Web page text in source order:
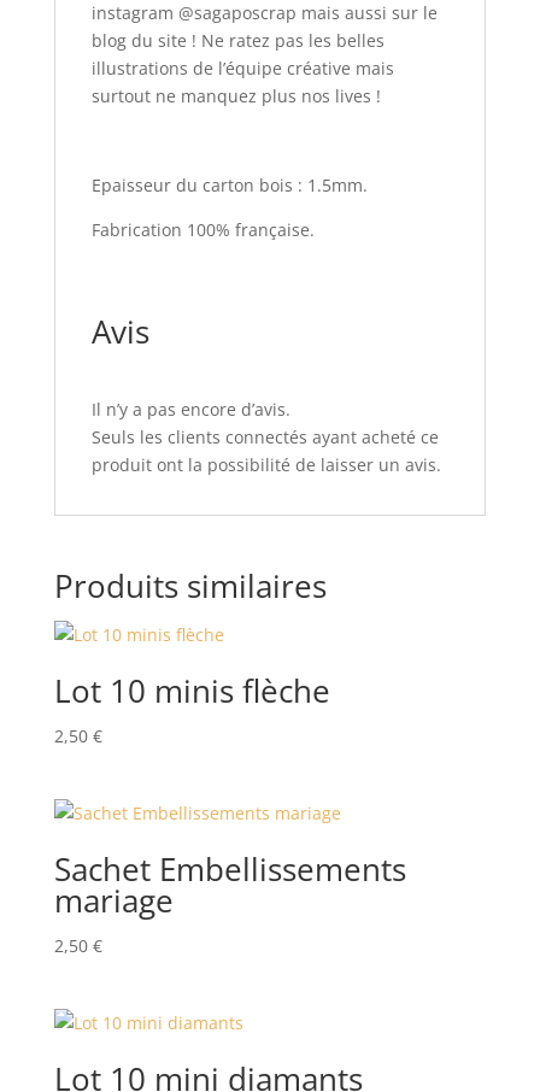
instagram @sagaposcrap mais aussi sur le
blog du site ! Ne ratez pas les belles
illustrations de l’équipe créative mais
surtout ne manquez plus nos lives !
Epaisseur du carton bois : 1.5mm.
Fabrication 100% française.
Avis
Il n’y a pas encore d’avis.
Seuls les clients connectés ayant acheté ce
produit ont la possibilité de laisser un avis.
Produits similaires
Lot 10 minis flèche
2,50 €
Sachet Embellissements
mariage
2,50 €
Lot 10 mini diamants